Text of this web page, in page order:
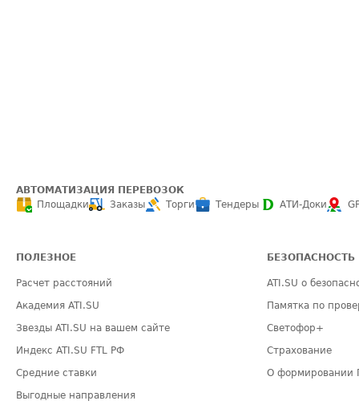
АВТОМАТИЗАЦИЯ ПЕРЕВОЗОК
Площадки
Заказы Торги Тендеры АТИ-Доки
ПОЛЕЗНОЕ
Расчет расстояний
Академия ATI.SU
Звезды ATI.SU на вашем сайте
Индекс ATI.SU FTL РФ
Средние ставки
Выгодные направления
БЕЗОПАСНОСТЬ
ATI.SU о
Памятка по
Светофор+
Страхование
О формировании